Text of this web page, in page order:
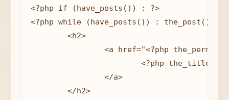
<?php if (have_posts()) : ?>
<?php while (have_posts()) : the_post(); ?>